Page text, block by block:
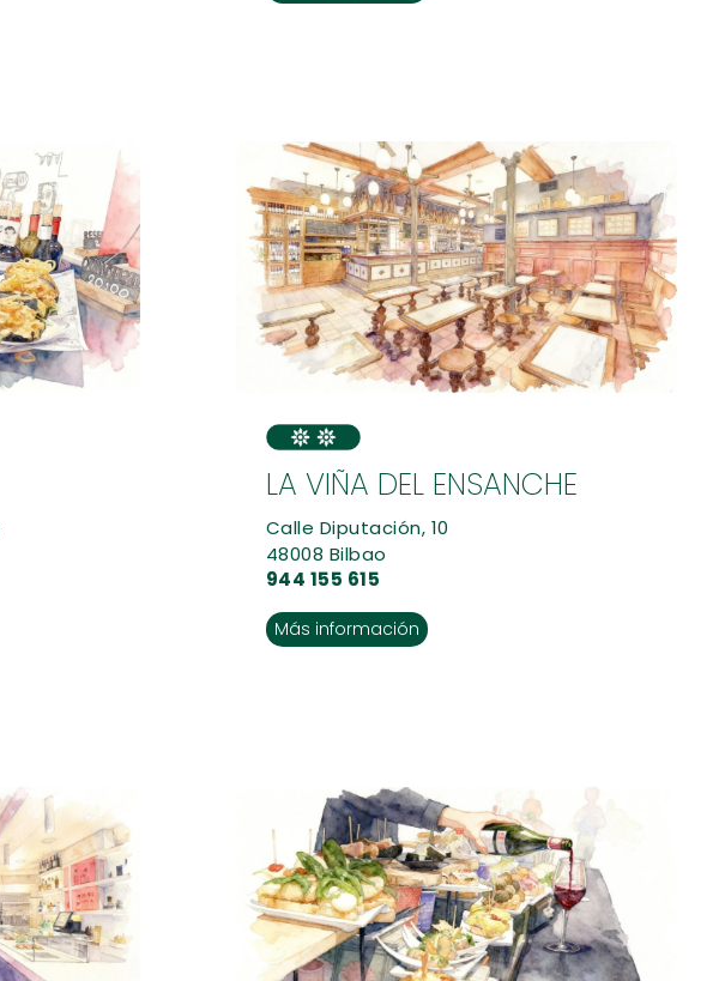
LA VIÑA DEL ENSANCHE
Calle Diputación, 10
48008 Bilbao
944 155 615
Más información